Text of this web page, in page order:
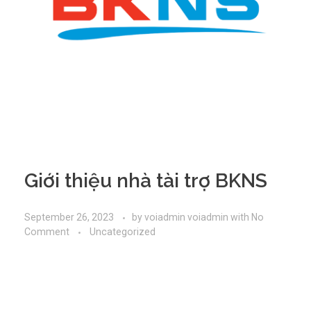
Giới thiệu nhà tài trợ BKNS
September 26, 2023 byvoiadmin voiadmin with No
Comment
Uncategorized